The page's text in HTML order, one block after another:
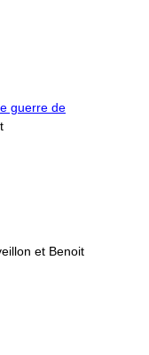
guerre de
et Benoit